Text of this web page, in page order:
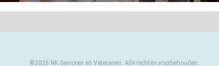
©2026 NK Senioren en Veteranen. Alle rechten voorbehouden.